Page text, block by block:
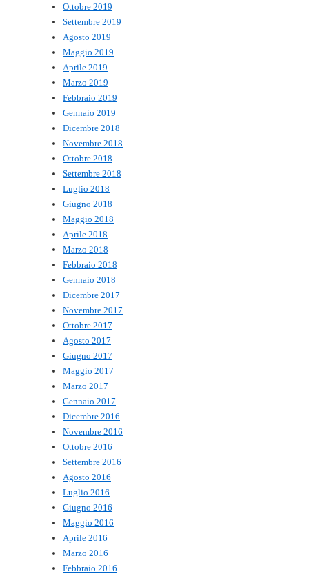
Ottobre 2019
Settembre 2019
Agosto 2019
Maggio 2019
Aprile 2019
Marzo 2019
Febbraio 2019
Gennaio 2019
Dicembre 2018
Novembre 2018
Ottobre 2018
Settembre 2018
Luglio 2018
Giugno 2018
Maggio 2018
Aprile 2018
Marzo 2018
Febbraio 2018
Gennaio 2018
Dicembre 2017
Novembre 2017
Ottobre 2017
Agosto 2017
Giugno 2017
Maggio 2017
Marzo 2017
Gennaio 2017
Dicembre 2016
Novembre 2016
Ottobre 2016
Settembre 2016
Agosto 2016
Luglio 2016
Giugno 2016
Maggio 2016
Aprile 2016
Marzo 2016
Febbraio 2016